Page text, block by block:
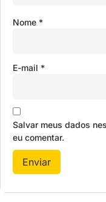
Nome *
E-mail *
Salvar meus dados
eu comentar.